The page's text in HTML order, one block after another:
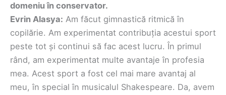
domeniu în conservator.
Evrin Alasya: Am făcut gimnastică ritmică în
copilărie. Am experimentat contribuția acestui sport
peste tot și continui să fac acest lucru. În primul
rând, am experimentat multe avantaje în profesia
mea. Acest sport a fost cel mai mare avantaj al
meu, în special în musicalul Shakespeare. Da, avem